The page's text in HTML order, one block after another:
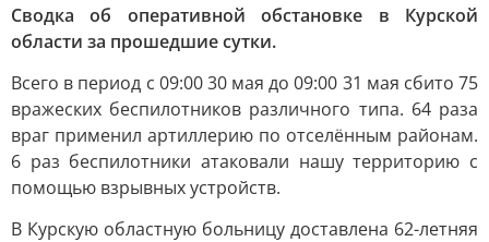
Сводка об оперативной обстановке в Курской
области за прошедшие сутки.
Всего в период с 09:00 30 мая до 09:00 31 мая сбито 75
вражеских беспилотников различного типа. 64 раза
враг применил артиллерию по отселённым районам.
6 раз беспилотники атаковали нашу территорию с
помощью взрывных устройств.
В Курскую областную больницу доставлена 62-летняя